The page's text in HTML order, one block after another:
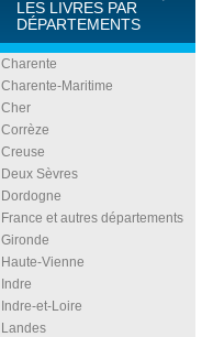
LES LIVRES PAR
DÉPARTEMENTS
Charente
Charente-Maritime
Cher
Corrèze
Creuse
Deux Sèvres
Dordogne
France et autres départements
Gironde
Haute-Vienne
Indre
Indre-et-Loire
Landes